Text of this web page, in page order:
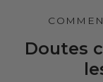
Doutes